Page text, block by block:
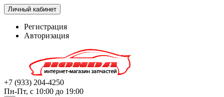
Личный кабинет
Регистрация
Авторизация
+7 (933) 204-4250
Пн-Пт, с 10:00 до 19:00